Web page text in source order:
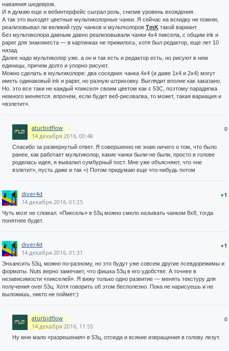
наваяния шедевров.
И я думаю еще и вебинтерфейс сыграл роль, снизив уровень вхождения.
А так это выходят цветные мультиколорные чанки. Я сейчас на вскидку не помню,
реализовывал ли великий гуру чанков и мультколоров TmK такой вариант.
Без мультиколора давным давно реализовывали чанки 4х4 пиксела, с общим ink и
paper для знакоместа — в картинках не прижилось, хотя был редактор, еще лет 10
назад.
Далее надо мультиколор уже. а он и так есть и редактор есть, но рисуют в нем
единицы, причем долго и упорно рисуют.
Можно сделать в мультиколоре: два соседних чанка 4x4 (и даже 1x4 и 2х4) могут
иметь одинаковый ink и paper, но разную штриховку. Выглядит вполне как заказано.
Но. это все таки не каждый «пиксел» своим цветом как с 53С, поэтому парадигма
немного меняется. впрочем, если будет веб-рисовалка, то может, такая вариация и
«взлетит».
0
aturbidflow
14 декабря 2016, 00:48
Спасибо за развернутый ответ. Я совершенно не знаю ничего о том, что было
ранее, как работает мультиколор, какие чанки были-не были, просто в голове
родилась идея, я вывалил сумбурный пост. Мне уже объясняют, что «не
взлетит», пусть даже и так =) Потом придумаю еще что-нибудь потом
+1
diver4d
14 декабря 2016, 01:25
Чуть мозг не сломал. «Пиксель» в 53ц можно смело называть чанком 8х8, тогда
понятнее будет.
+1
diver4d
14 декабря 2016, 01:31
Энхансить 53ц, можно по-разному, но это будут уже совсем другие псевдорежимы и
форматы. Nuts верно замечает, что фишка 53ц в его удобстве. А точнее в
независимости «пикселей». Я вижу только одно развитие — менять текстуру для
получения over 53ц. Хотя говорить об этом бесполезно. Пока не нарисуешь и не
выложишь, никто не поймет:)
0
aturbidflow
14 декабря 2016, 11:55
Ну мне мало «разрешения» в 53ц, отсюда и всякие извращения в голову лезут.